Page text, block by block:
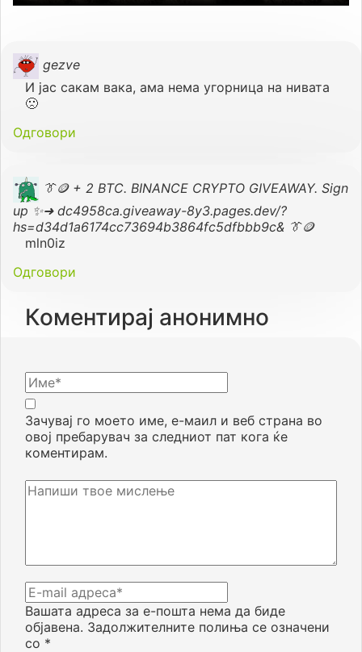
gezve
И јас сакам вака, ама нема угорница на нивата
🙁
Одговори
👔🪙 + 2 BTC. BINANCE CRYPTO GIVEAWAY. Sign
up ✨➜ dc4958ca.giveaway-8y3.pages.dev/?
hs=d34d1a6174cc73694b3864fc5dfbbb9c& 👔🪙
mln0iz
Одговори
Коментирај анонимно
Вашата адреса за е-пошта нема да биде
објавена. Задолжителните полиња се означени
со *
Зачувај го моето име, е-маил и веб страна во
овој пребарувач за следниот пат кога ќе
коментирам.